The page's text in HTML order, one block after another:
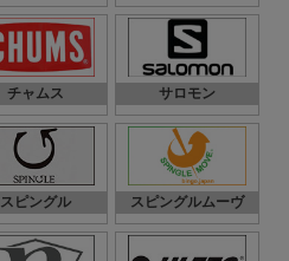
チャムス サロモン
スピングル スピングルムーヴ